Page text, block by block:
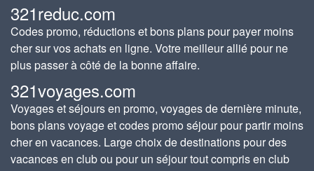
321reduc.com
Codes promo, réductions et bons plans pour payer moins
cher sur vos achats en ligne. Votre meilleur allié pour ne
plus passer à côté de la bonne affaire.
321voyages.com
Voyages et séjours en promo, voyages de dernière minute,
bons plans voyage et codes promo séjour pour partir moins
cher en vacances. Large choix de destinations pour des
vacances en club ou pour un séjour tout compris en club